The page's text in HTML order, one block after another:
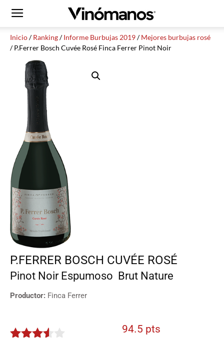
Inicio/Ranking/Informe Burbujas 2019/Mejores burbujas rosé
/ P.Ferrer Bosch Cuvée Rosé Finca Ferrer Pinot Noir
P.FERRER BOSCH CUVÉE ROSÉ
Pinot Noir Espumoso Brut Nature
Productor: Finca Ferrer
94.5 pts